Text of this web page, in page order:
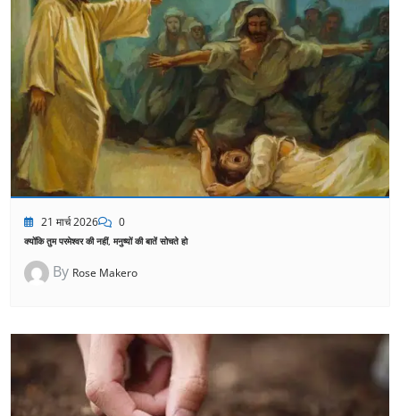
21 मार्च 2026 0
क्योंकि तुम परमेश्वर की नहीं, मनुष्यों की बातें सोचते हो
By Rose Makero